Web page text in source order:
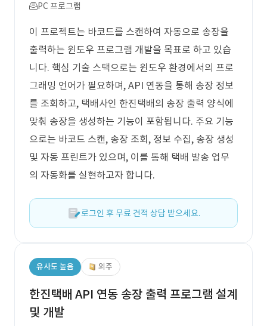
PC 프로그램
이 프로젝트는 바코드를 스캔하여 자동으로 송장을
출력하는 윈도우 프로그램 개발을 목표로 하고 있습
니다. 핵심 기술 스택으로는 윈도우 환경에서의 프로
그래밍 언어가 필요하며, API 연동을 통해 송장 정보
를 조회하고, 택배사인 한진택배의 송장 출력 양식에
맞춰 송장을 생성하는 기능이 포함됩니다. 주요 기능
으로는 바코드 스캔, 송장 조회, 정보 수집, 송장 생성
및 자동 프린트가 있으며, 이를 통해 택배 발송 업무
의 자동화를 실현하고자 합니다.
로그인 후 무료 견적 상담 받으세요.
유사도 높음 외주
한진택배 API 연동 송장 출력 프로그램 설계
및 개발